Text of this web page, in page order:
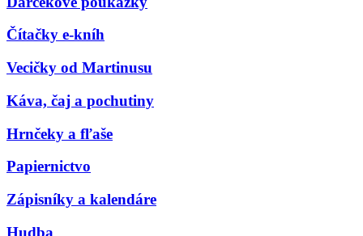
Čítačky e-kníh
Vecičky od Martinusu
Káva, čaj a pochutiny
Hrnčeky a fľaše
Papiernictvo
Zápisníky a kalendáre
Hudba